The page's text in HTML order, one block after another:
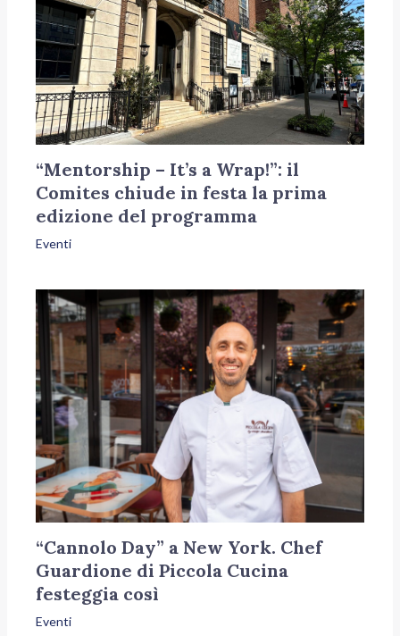
“Mentorship – It’s a Wrap!”: il
Comites chiude in festa la prima
edizione del programma
Eventi
“Cannolo Day” a New York. Chef
Guardione di Piccola Cucina
festeggia così
Eventi